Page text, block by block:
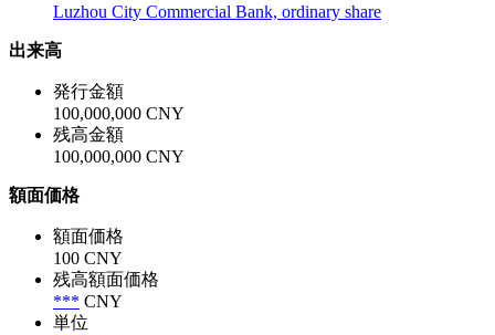
Luzhou City Commercial Bank, ordinary share
出来高
発行金額
100,000,000 CNY
残高金額
100,000,000 CNY
額面価格
額面価格
100 CNY
残高額面価格
*** CNY
単位